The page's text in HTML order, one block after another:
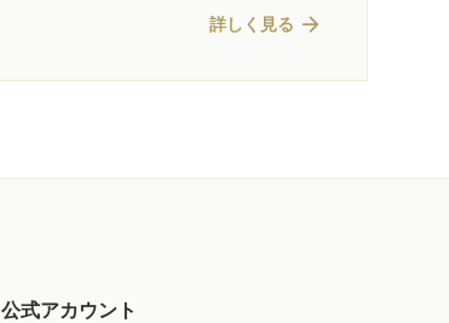
詳しく見る arrow_forward
公式アカウント